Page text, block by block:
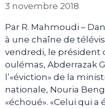
3 novembre 2018
Par R. Mahmoudi –
à une chaîne de
vendredi, le président
oulémas, Abderrazak
l’«éviction» de la
nationale, Nouria
«échoué». «Celui qui